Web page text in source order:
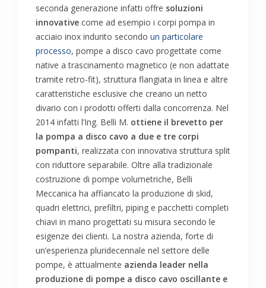
seconda generazione infatti offre soluzioni
innovative come ad esempio i corpi pompa in
acciaio inox indurito secondo un particolare
processo, pompe a disco cavo progettate come
native a trascinamento magnetico (e non adattate
tramite retro-fit), struttura flangiata in linea e altre
caratteristiche esclusive che creano un netto
divario con i prodotti offerti dalla concorrenza. Nel
2014 infatti l’Ing. Belli M. ottiene il brevetto per
la pompa a disco cavo a due e tre corpi
pompanti, realizzata con innovativa struttura split
con riduttore separabile. Oltre alla tradizionale
costruzione di pompe volumetriche, Belli
Meccanica ha affiancato la produzione di skid,
quadri elettrici, prefiltri, piping e pacchetti completi
chiavi in mano progettati su misura secondo le
esigenze dei clienti. La nostra azienda, forte di
un’esperienza pluridecennale nel settore delle
pompe, è attualmente azienda leader nella
produzione di pompe a disco cavo oscillante e